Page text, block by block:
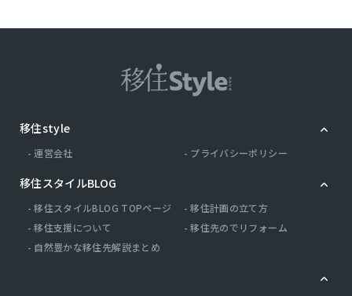
移住style
運営会社 プライバシーポリシー
移住スタイルBLOG
移住スタイルBLOG TOPページ
移住計画の立て方
移住支援について
移住先のでリフォーム
自然豊かな移住先解説まとめ